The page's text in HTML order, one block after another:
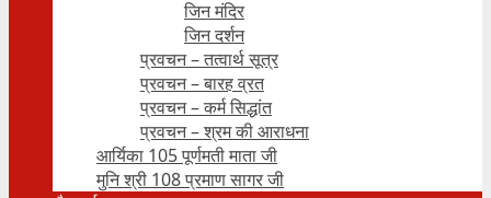
जिन मंदिर
जिन दर्शन
प्रवचन – तत्वार्थ सूत्र
प्रवचन – बारह व्रत
प्रवचन – कर्म सिद्धांत
प्रवचन – श्रम की आराधना
आर्यिका 105 पूर्णमती माता जी
मुनि श्री 108 प्रमाण सागर जी